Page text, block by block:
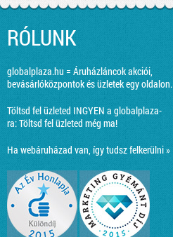
RÓLUNK
globalplaza.hu = Áruházláncok akciói,
bevásárlóközpontok és üzletek egy oldalon.
Töltsd fel üzleted INGYEN a globalplaza-
ra:Töltsd fel üzleted még ma!
Ha webáruházad van, így tudsz felkerülni »